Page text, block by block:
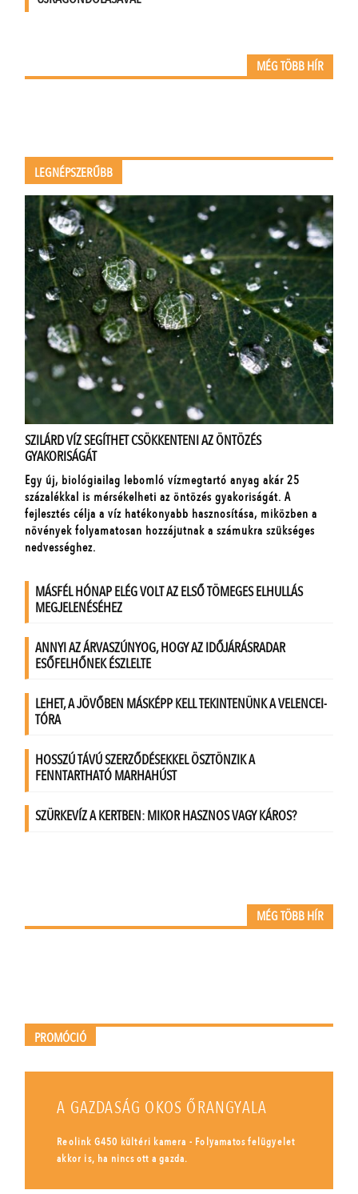
MÉG TÖBB HÍR
LEGNÉPSZERŰBB
MÉG TÖBB HÍR
PROMÓCIÓ
A GAZDASÁG OKOS ŐRANGYALA
Reolink G450 kültéri kamera - Folyamatos felügyelet
akkor is, ha nincs ott a gazda.